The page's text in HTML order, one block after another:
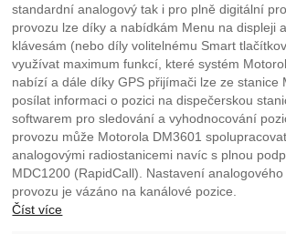
standardní analogový tak i pro plně digitální
provozu lze díky a nabídkám Menu na displeji
klávesám (nebo díly volitelnému Smart
využívat maximum funkcí, které systém
nabízí a dále díky GPS přijímači lze ze stanice
posílat informaci o pozici na dispečerskou
softwarem pro sledování a vyhodnocování
provozu může Motorola DM3601
analogovými radiostanicemi navíc s plnou
MDC1200 (RapidCall). Nastavení
provozu je vázáno na kanálové pozice.
Číst více